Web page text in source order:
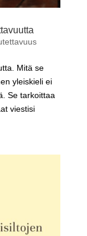
Mitä se
yleiskieli ei
Se tarkoittaa
viestisi